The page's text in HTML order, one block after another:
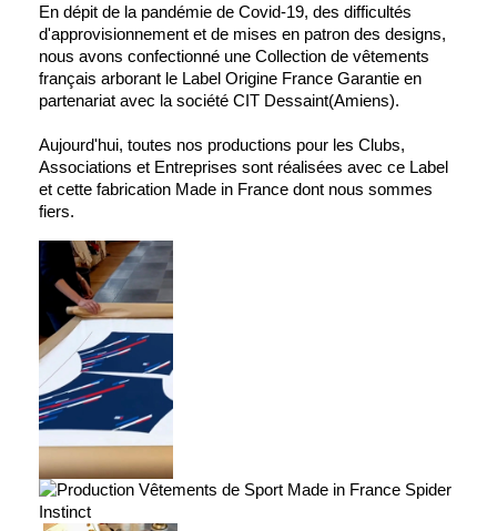
En dépit de la pandémie de Covid-19, des difficultés
d'approvisionnement et de mises en patron des designs,
nous avons confectionné une Collection de vêtements
français arborant le Label Origine France Garantie en
partenariat avec la société CIT Dessaint(Amiens).
Aujourd'hui, toutes nos productions pour les Clubs,
Associations et Entreprises sont réalisées avec ce Label
et cette fabrication Made in France dont nous sommes
fiers.